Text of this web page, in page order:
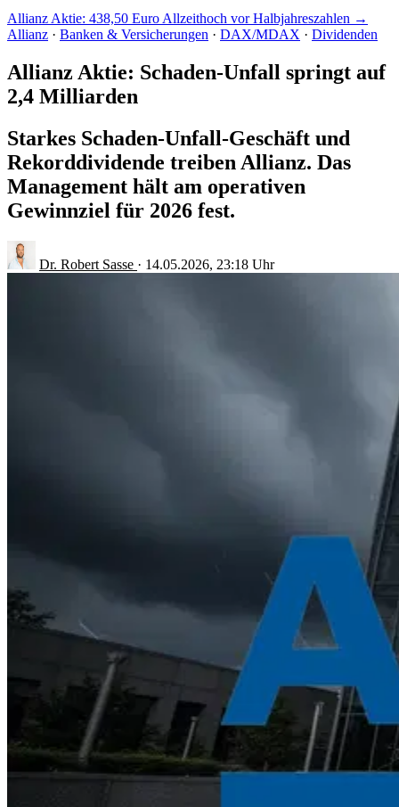
Allianz Aktie: 438,50 Euro Allzeithoch vor Halbjahreszahlen →
Allianz · Banken & Versicherungen · DAX/MDAX · Dividenden
Allianz Aktie: Schaden-Unfall springt auf
2,4 Milliarden
Starkes Schaden-Unfall-Geschäft und
Rekorddividende treiben Allianz. Das
Management hält am operativen
Gewinnziel für 2026 fest.
Dr. Robert Sasse · 14.05.2026, 23:18 Uhr